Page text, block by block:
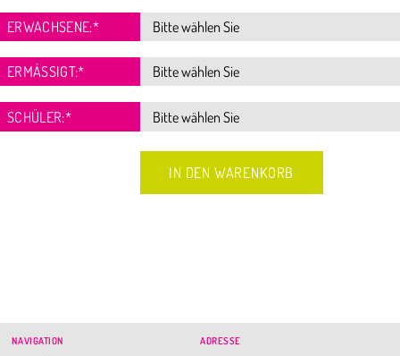
ERWACHSENE:*
ERMÄSSIGT:*
SCHÜLER:*
NAVIGATION
ADRESSE